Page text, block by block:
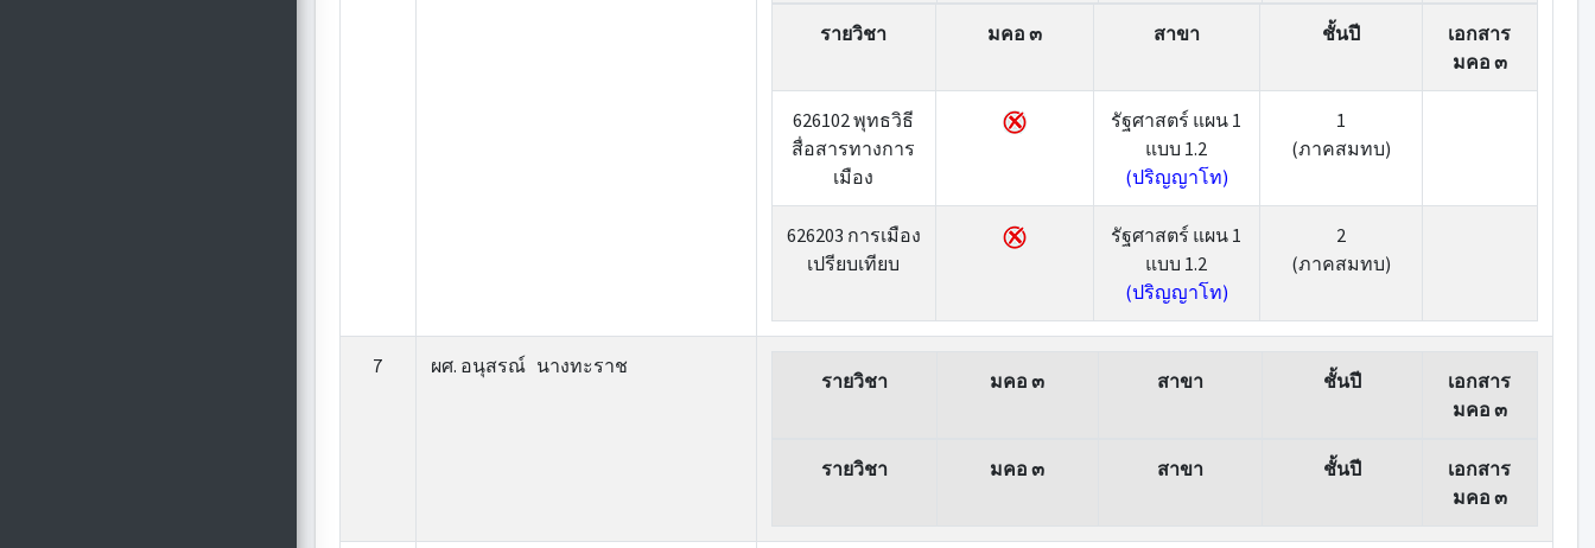
รายวิชา มคอ ๓ สาขา ชั้นปี
เอกสาร
มคอ ๓
626102 พุทธวิธี
สื่อสารทางการ
เมือง
รัฐศาสตร์ แผน 1
แบบ 1.2
(ปริญญาโท)
1
(ภาคสมทบ)
626203 การเมือง
เปรียบเทียบ
รัฐศาสตร์ แผน 1
แบบ 1.2
(ปริญญาโท)
2
(ภาคสมทบ)
7 ผศ. อนุสรณ์ นางทะราช
รายวิชา มคอ ๓ สาขา ชั้นปี
เอกสาร
มคอ ๓
รายวิชา มคอ ๓ สาขา ชั้นปี
เอกสาร
มคอ ๓